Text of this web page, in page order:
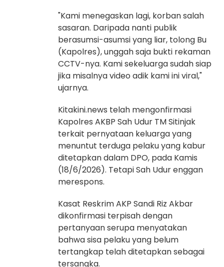
"Kami menegaskan lagi, korban salah
sasaran. Daripada nanti publik
berasumsi-asumsi yang liar, tolong Bu
(Kapolres), unggah saja bukti rekaman
CCTV-nya. Kami sekeluarga sudah siap
jika misalnya video adik kami ini viral,"
ujarnya.
Kitakini.news telah mengonfirmasi
Kapolres AKBP Sah Udur TM Sitinjak
terkait pernyataan keluarga yang
menuntut terduga pelaku yang kabur
ditetapkan dalam DPO, pada Kamis
(18/6/2026). Tetapi Sah Udur enggan
merespons.
Kasat Reskrim AKP Sandi Riz Akbar
dikonfirmasi terpisah dengan
pertanyaan serupa menyatakan
bahwa sisa pelaku yang belum
tertangkap telah ditetapkan sebagai
tersangka.